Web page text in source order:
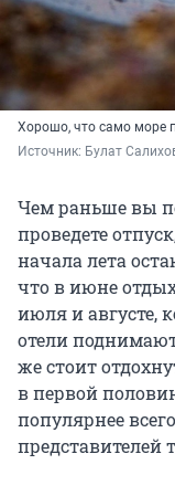
Хорошо, что само море
Источник: Булат
Чем раньше вы
проведете
начала лета
что в июне
июля и августе,
отели
же стоит
в первой
популярнее
представителей